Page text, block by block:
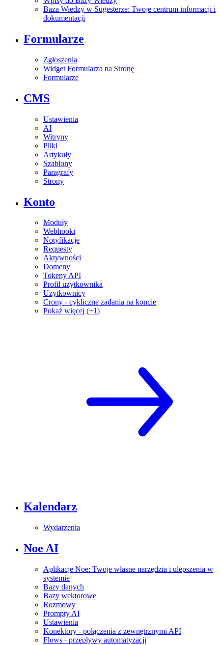
Baza Wiedzy w Sugesterze: Twoje centrum informacji i
dokumentacji
Formularze
Zgłoszenia
Widget Formularza na Stronę
Formularze
CMS
Ustawienia
AI
Witryny
Pliki
Artykuły
Szablony
Paragrafy
Strony
Konto
Moduły
Webhooki
Notyfikacje
Requesty
Aktywności
Domeny
Tokeny API
Profil użytkownika
Użytkownicy
Crony - cykliczne zadania na koncie
Pokaż więcej (+1)
Kalendarz
Wydarzenia
Noe AI
Aplikacje Noe: Twoje własne narzędzia i ulepszenia w
systemie
Bazy danych
Bazy wektorowe
Rozmowy
Prompty AI
Ustawienia
Konektory - połączenia z zewnętrznymi API
Flows - przepływy automatyzacji